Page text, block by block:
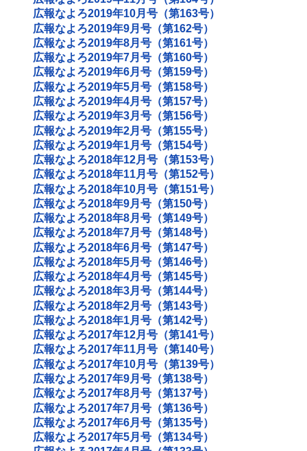
広報なよろ2019年10月号（第163号）
広報なよろ2019年9月号（第162号）
広報なよろ2019年8月号（第161号）
広報なよろ2019年7月号（第160号）
広報なよろ2019年6月号（第159号）
広報なよろ2019年5月号（第158号）
広報なよろ2019年4月号（第157号）
広報なよろ2019年3月号（第156号）
広報なよろ2019年2月号（第155号）
広報なよろ2019年1月号（第154号）
広報なよろ2018年12月号（第153号）
広報なよろ2018年11月号（第152号）
広報なよろ2018年10月号（第151号）
広報なよろ2018年9月号（第150号）
広報なよろ2018年8月号（第149号）
広報なよろ2018年7月号（第148号）
広報なよろ2018年6月号（第147号）
広報なよろ2018年5月号（第146号）
広報なよろ2018年4月号（第145号）
広報なよろ2018年3月号（第144号）
広報なよろ2018年2月号（第143号）
広報なよろ2018年1月号（第142号）
広報なよろ2017年12月号（第141号）
広報なよろ2017年11月号（第140号）
広報なよろ2017年10月号（第139号）
広報なよろ2017年9月号（第138号）
広報なよろ2017年8月号（第137号）
広報なよろ2017年7月号（第136号）
広報なよろ2017年6月号（第135号）
広報なよろ2017年5月号（第134号）